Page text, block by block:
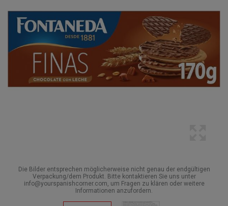
Die Bilder entsprechen möglicherweise nicht genau der endgültigen
Verpackung/dem Produkt. Bitte kontaktieren Sie uns unter
info@yourspanishcorner.com, um Fragen zu klären oder weitere
Informationen anzufordern.